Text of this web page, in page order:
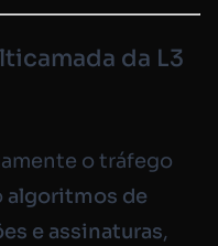
da L3
o tráfego
algoritmos de
e assinaturas,